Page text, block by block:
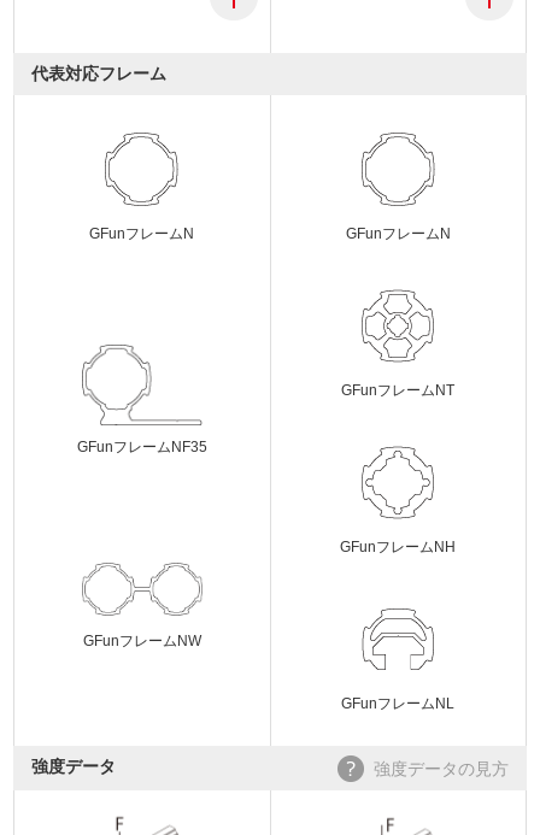
代表対応フレーム
GFunフレームN
GFunフレームNF35
GFunフレームNW
GFunフレームN
GFunフレームNT
GFunフレームNH
GFunフレームNL
強度データ 強度データの見方